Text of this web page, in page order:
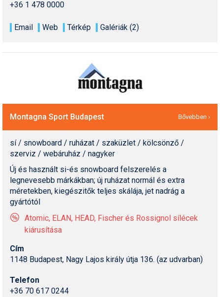
+36 1 478 0000
Email Web Térkép Galériák (2)
Montagna Sport Budapest Bővebben ›
sí / snowboard / ruházat / szaküzlet / kölcsönző /
szerviz / webáruház / nagyker
Új és használt si-és snowboard felszerelés a
legnevesebb márkákban; új ruházat normál és extra
méretekben, kiegészitők teljes skálája, jet nadrág a
gyártótól
Atomic, ELAN, HEAD, Fischer és Rossignol sílécek
kiárusítása
Cím
1148 Budapest, Nagy Lajos király útja 136. (az udvarban)
Telefon
+36 70 617 0244